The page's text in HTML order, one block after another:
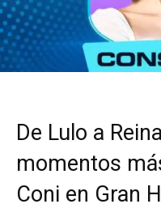
De Lulo a
momentos
Coni en Gran